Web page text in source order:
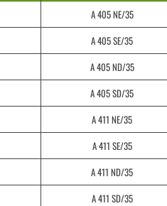
A 405 NE/35
A 405 SE/35
A 405 ND/35
A 405 SD/35
A 411 NE/35
A 411 SE/35
A 411 ND/35
A 411 SD/35